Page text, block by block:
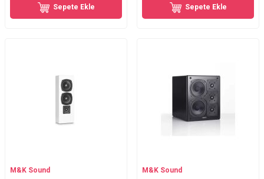
Sepete Ekle Sepete Ekle
M&K Sound M&K Sound